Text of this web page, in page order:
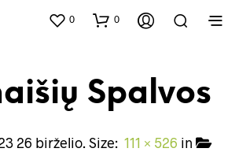
0 0
Spalvos
26 birželio. Size: 111 × 526 in